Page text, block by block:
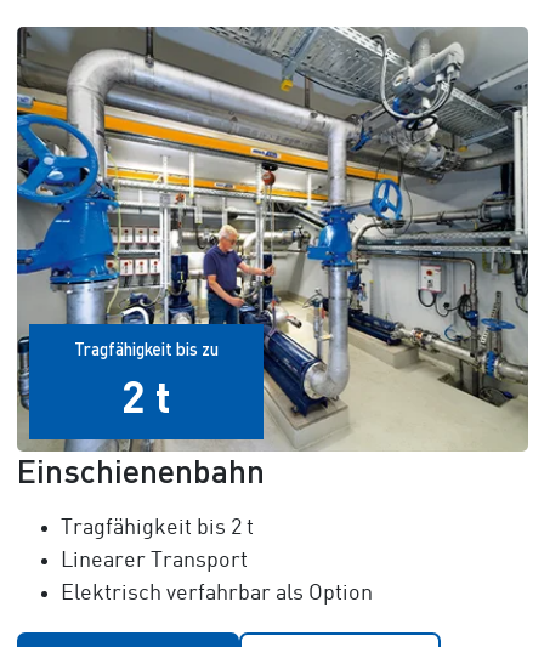
Tragfähigkeit bis zu
2 t
Einschienenbahn
Tragfähigkeit bis 2 t
Linearer Transport
Elektrisch verfahrbar als Option